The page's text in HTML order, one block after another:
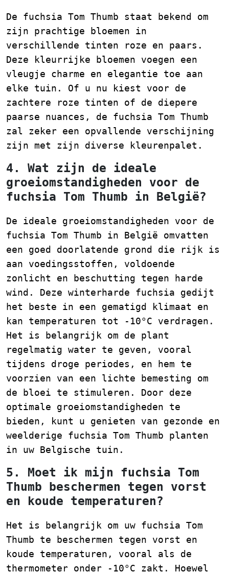
De fuchsia Tom Thumb staat bekend om
zijn prachtige bloemen in
verschillende tinten roze en paars.
Deze kleurrijke bloemen voegen een
vleugje charme en elegantie toe aan
elke tuin. Of u nu kiest voor de
zachtere roze tinten of de diepere
paarse nuances, de fuchsia Tom Thumb
zal zeker een opvallende verschijning
zijn met zijn diverse kleurenpalet.
4. Wat zijn de ideale
groeiomstandigheden voor de
fuchsia Tom Thumb in België?
De ideale groeiomstandigheden voor de
fuchsia Tom Thumb in België omvatten
een goed doorlatende grond die rijk is
aan voedingsstoffen, voldoende
zonlicht en beschutting tegen harde
wind. Deze winterharde fuchsia gedijt
het beste in een gematigd klimaat en
kan temperaturen tot -10°C verdragen.
Het is belangrijk om de plant
regelmatig water te geven, vooral
tijdens droge periodes, en hem te
voorzien van een lichte bemesting om
de bloei te stimuleren. Door deze
optimale groeiomstandigheden te
bieden, kunt u genieten van gezonde en
weelderige fuchsia Tom Thumb planten
in uw Belgische tuin.
5. Moet ik mijn fuchsia Tom
Thumb beschermen tegen vorst
en koude temperaturen?
Het is belangrijk om uw fuchsia Tom
Thumb te beschermen tegen vorst en
koude temperaturen, vooral als de
thermometer onder -10°C zakt. Hoewel